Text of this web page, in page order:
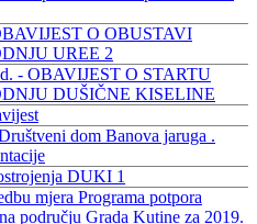
O OBUSTAVI
UREE 2
- OBAVIJEST O STARTU
DUŠIČNE KISELINE
dom Banova jaruga .
DUKI 1
mjera Programa potpora
području Grada Kutine za 2019.